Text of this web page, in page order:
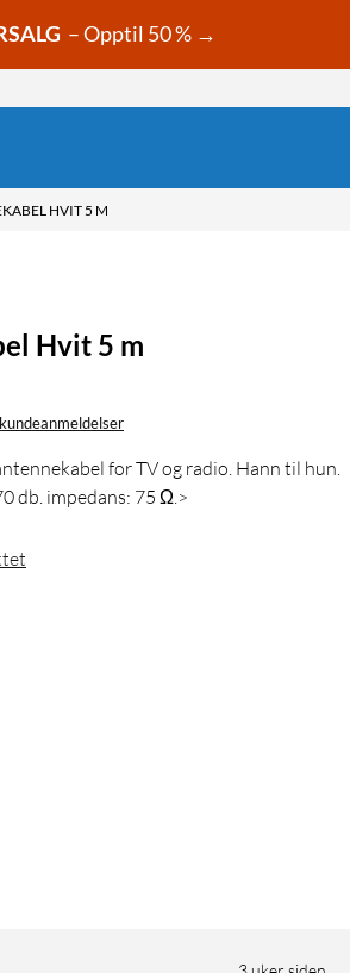
– Opptil 50 % →
HVIT 5 M
Hvit 5 m
for TV og radio. Hann til hun.
db. impedans: 75 Ω.>